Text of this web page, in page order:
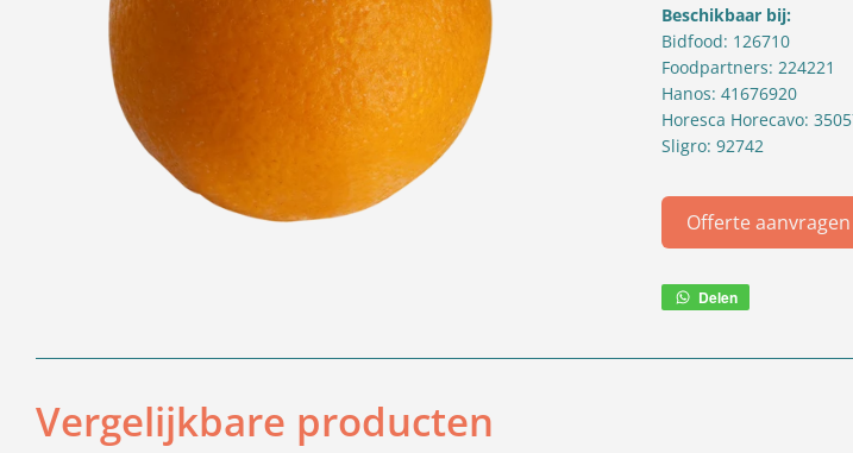
Beschikbaar bij:
Bidfood: 126710
Foodpartners: 224221
Hanos: 41676920
Horesca Horecavo:
Sligro: 92742
Offerte aanvragen
Delen
Vergelijkbare producten